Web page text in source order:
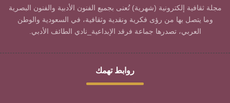
مجلة ثقافية إلكترونية (شهرية) تُعنى بجميع الفنون الأدبية والفنون البصرية
وما يتصل بها من رؤى فكرية ونقدية وثقافية، في السعودية والوطن
العربي، تصدرها جماعة فرقد الإبداعية_نادي الطائف الأدبي.
روابط تهمك